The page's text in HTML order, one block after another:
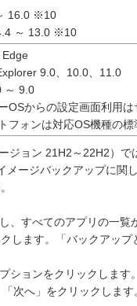
16.0 ※10
～ 13.0 ※10
Edge
9.0、10.0、11.0
～ 9.0
OSからの設定画面利用は
フォンは対応OS機種の標
ジョン 21H2～22H2）で
メージバックアップに関
、すべてのアプリの一
します。「バックアッ
ションをクリックします。
次へ」をクリックします